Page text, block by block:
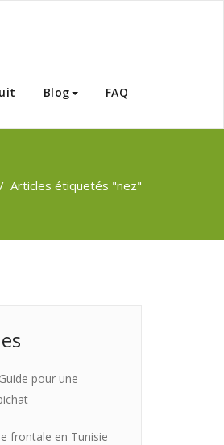
Blog FAQ
Articles étiquetés "nez"
pour une
frontale en Tunisie